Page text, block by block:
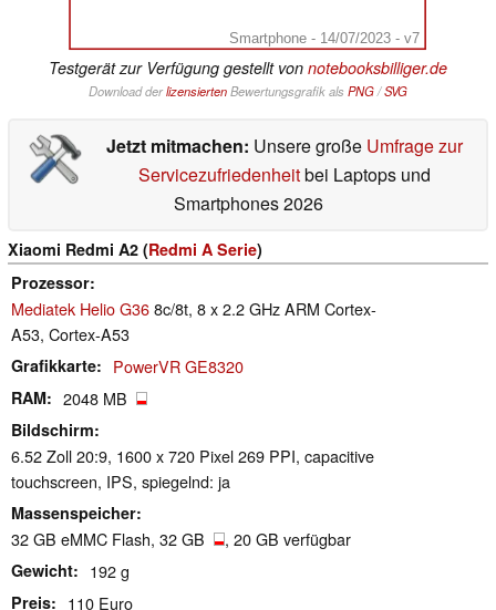
Smartphone - 14/07/2023 - v7
Testgerät zur Verfügung gestellt von notebooksbilliger.de
Download derlizensiertenBewertungsgrafik als PNG/SVG
Jetzt mitmachen: Unsere große Umfrage zur
Servicezufriedenheitbei Laptops und
Smartphones 2026
Xiaomi Redmi A2 (Redmi A Serie)
Prozessor
Mediatek Helio G368c/8t, 8 x 2.2 GHz ARM Cortex-
A53, Cortex-A53
Grafikkarte PowerVR GE8320
RAM 2048 MB
Bildschirm
6.52 Zoll 20:9, 1600 x 720 Pixel 269 PPI, capacitive
touchscreen, IPS, spiegelnd: ja
Massenspeicher
32 GB eMMC Flash, 32 GB , 20 GB verfügbar
Gewicht 192 g
Preis 110 Euro